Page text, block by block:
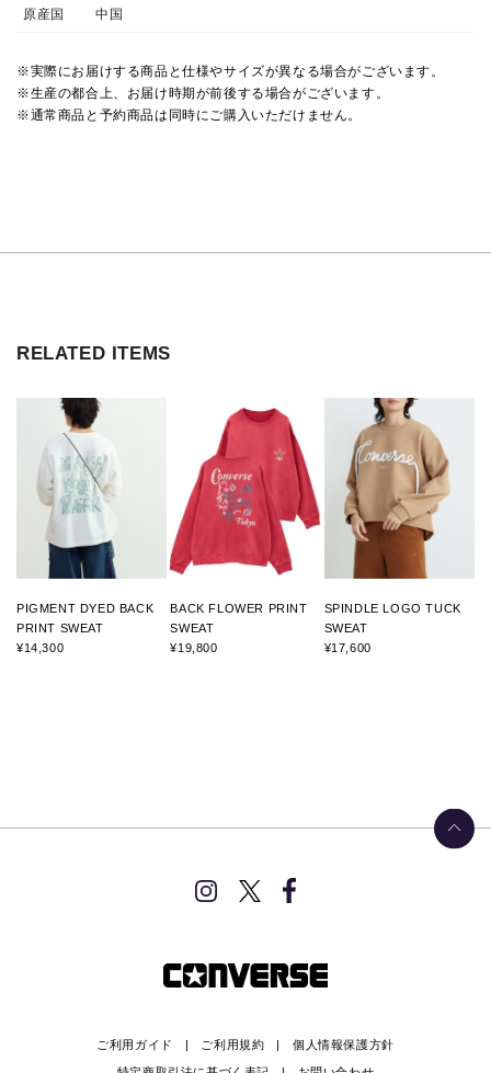
原産国 中国
※実際にお届けする商品と仕様やサイズが異なる場合がございます。
※生産の都合上、お届け時期が前後する場合がございます。
※通常商品と予約商品は同時にご購入いただけません。
RELATED ITEMS
PIGMENT DYED BACK
PRINT SWEAT
¥14,300
BACK FLOWER PRINT
SWEAT
¥19,800
SPINDLE LOGO TUCK
SWEAT
¥17,600
ご利用ガイド ご利用規約 個人情報保護方針